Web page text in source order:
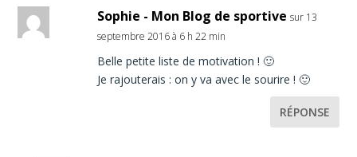
Sophie - Mon Blog de sportive sur 13
septembre 2016 à 6 h 22 min
Belle petite liste de motivation ! 🙂
Je rajouterais : on y va avec le sourire ! 🙂
RÉPONSE